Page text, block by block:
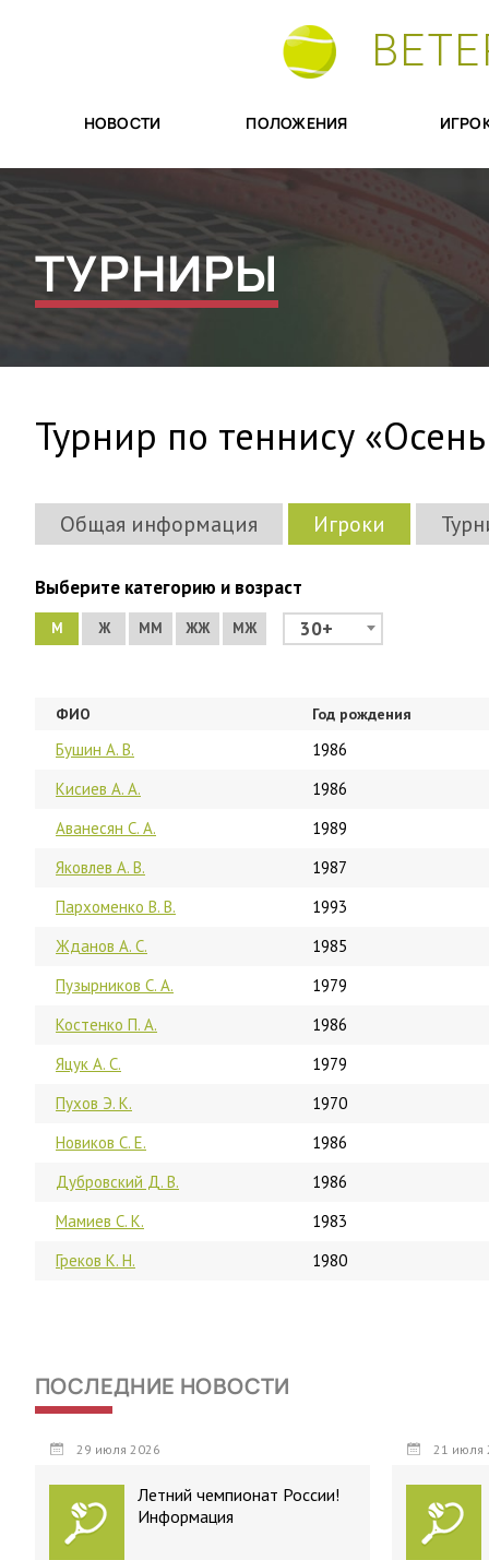
НОВОСТИ ПОЛОЖЕНИЯ
ТУРНИРЫ
Турнир по теннису
Общая информация Игроки
Выберите категорию и возраст
М Ж ММ ЖЖ МЖ 30+
ФИО Год рождения
Бушин А. В.
1986
Кисиев А. А.
1986
Аванесян С. А.
1989
Яковлев А. В.
1987
Пархоменко В. В.
1993
Жданов А. С.
1985
Пузырников С. А.
1979
Костенко П. А.
1986
Яцук А. С.
1979
Пухов Э. К.
1970
Новиков С. Е.
1986
Дубровский Д. В.
1986
Мамиев С. К.
1983
Греков К. Н.
1980
ПОСЛЕДНИЕ НОВОСТИ
29 июля 2026
Летний чемпионат России!
Информация
21 июля